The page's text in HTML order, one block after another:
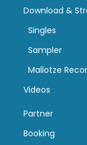
Download &
Singles
Sampler
Mallotze
Videos
Partner
Booking